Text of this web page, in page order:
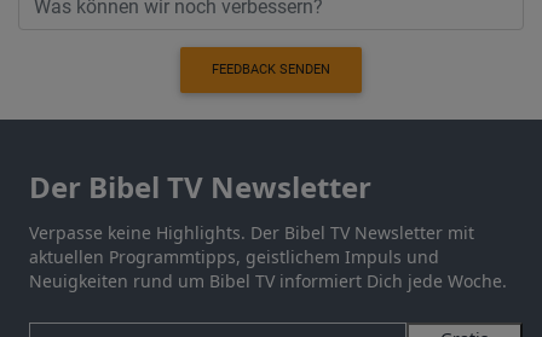
FEEDBACK SENDEN
Der Bibel TV Newsletter
Verpasse keine Highlights. Der Bibel TV Newsletter mit
aktuellen Programmtipps, geistlichem Impuls und
Neuigkeiten rund um Bibel TV informiert Dich jede Woche.